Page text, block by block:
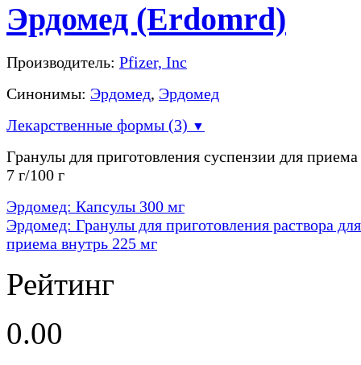
Эрдомед (Erdomrd)
Производитель: Pfizer, Inc
Синонимы: Эрдомед, Эрдомед
Лекарственные формы (3) ▼
Гранулы для приготовления суспензии для приема
7 г/100 г
Эрдомед: Капсулы 300 мг
Эрдомед: Гранулы для приготовления раствора для
приема внутрь 225 мг
Рейтинг
0.00